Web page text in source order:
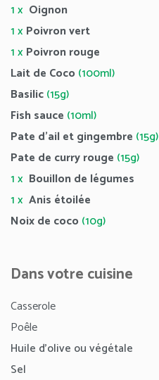
1 x Oignon
1 xPoivron vert
1 xPoivron rouge
Lait de Coco (100ml)
Basilic(15g)
Fish sauce (10ml)
Pate d’ail et gingembre (15g)
Pate de curry rouge (15g)
1 x Bouillon de légumes
1 x Anis étoilée
Noix de coco (10g)
Dans votre cuisine
Casserole
Poêle
Huile d’olive ou végétale
Sel